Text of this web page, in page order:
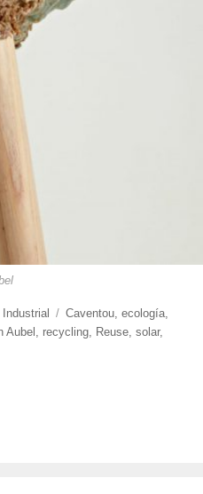
soledad-
Categorías
Industrial Etiquetas
Caventou,ecología,
Aubel , recycling, Reuse,solar,